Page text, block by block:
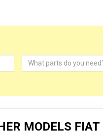
MODELS FIAT